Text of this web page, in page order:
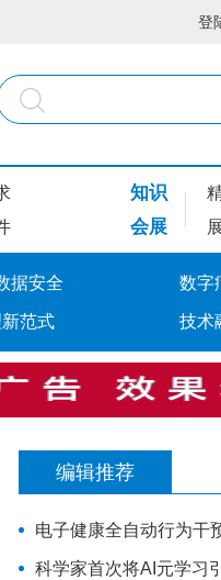
登
知识
会展
据安全 数字
范式 技术
编辑推荐
电子健康全自动行为干
科学家首次将AI元学习引